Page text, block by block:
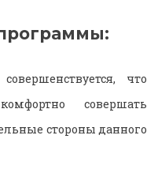
что
совершать
стороны данного